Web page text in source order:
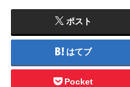
ポスト
はてブ
Pocket